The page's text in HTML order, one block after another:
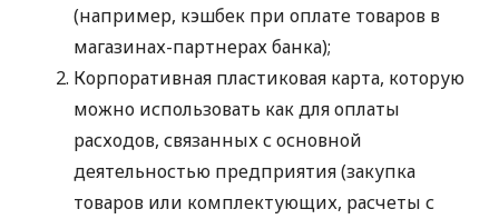
(например, кэшбек при оплате товаров в
магазинах-партнерах банка);
Корпоративная пластиковая карта, которую
можно использовать как для оплаты
расходов, связанных с основной
деятельностью предприятия (закупка
товаров или комплектующих, расчеты с